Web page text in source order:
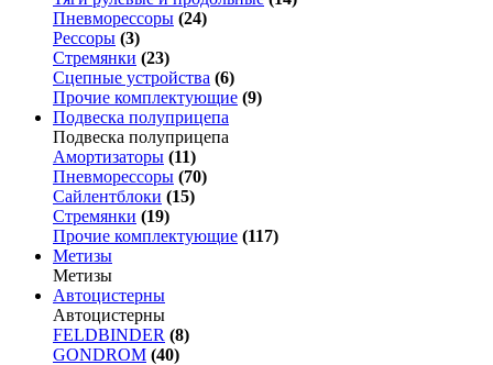
Пневморессоры (24)
Рессоры (3)
Стремянки (23)
Сцепные устройства (6)
Прочие комплектующие (9)
Подвеска полуприцепа
Подвеска полуприцепа
Амортизаторы (11)
Пневморессоры (70)
Сайлентблоки (15)
Стремянки (19)
Прочие комплектующие (117)
Метизы
Метизы
Автоцистерны
Автоцистерны
FELDBINDER (8)
GONDROM (40)